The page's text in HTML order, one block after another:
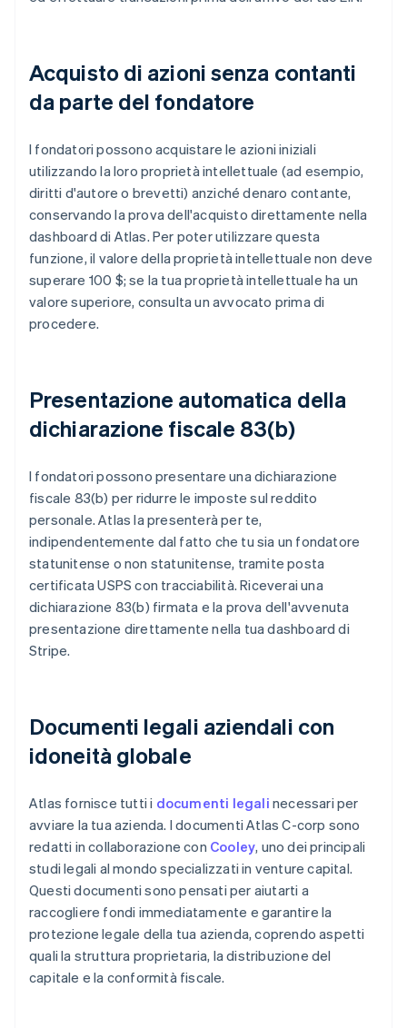
Acquisto di azioni senza contanti
da parte del fondatore
I fondatori possono acquistare le azioni iniziali
utilizzando la loro proprietà intellettuale (ad esempio,
diritti d'autore o brevetti) anziché denaro contante,
conservando la prova dell'acquisto direttamente nella
dashboard di Atlas. Per poter utilizzare questa
funzione, il valore della proprietà intellettuale non deve
superare 100 $; se la tua proprietà intellettuale ha un
valore superiore, consulta un avvocato prima di
procedere.
Presentazione automatica della
dichiarazione fiscale 83(b)
I fondatori possono presentare una dichiarazione
fiscale 83(b) per ridurre le imposte sul reddito
personale. Atlas la presenterà per te,
indipendentemente dal fatto che tu sia un fondatore
statunitense o non statunitense, tramite posta
certificata USPS con tracciabilità. Riceverai una
dichiarazione 83(b) firmata e la prova dell'avvenuta
presentazione direttamente nella tua dashboard di
Stripe.
Documenti legali aziendali con
idoneità globale
Atlas fornisce tutti i documenti legali necessari per
avviare la tua azienda. I documenti Atlas C-corp sono
redatti in collaborazione con Cooley, uno dei principali
studi legali al mondo specializzati in venture capital.
Questi documenti sono pensati per aiutarti a
raccogliere fondi immediatamente e garantire la
protezione legale della tua azienda, coprendo aspetti
quali la struttura proprietaria, la distribuzione del
capitale e la conformità fiscale.